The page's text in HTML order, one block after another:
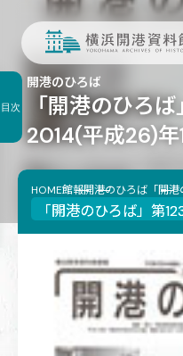
「開港のひろば
2014(平成26)
開港のひろば
HOME館報開港のひろば 「開
目次